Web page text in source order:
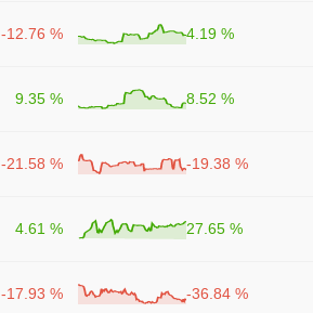
-12.76 % 4.19 %
9.35 % 8.52 %
-21.58 % -19.38 %
4.61 % 27.65 %
-17.93 % -36.84 %